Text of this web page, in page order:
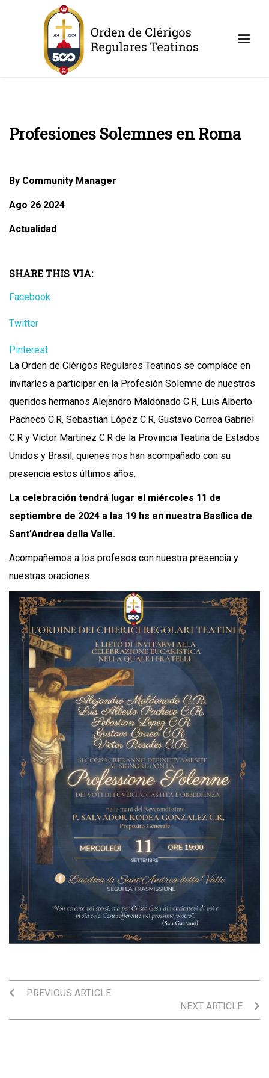
Profesiones Solemnes en Roma
By Community Manager
Ago 26 2024
Actualidad
SHARE THIS VIA:
Facebook
Twitter
Pinterest
La Orden de Clérigos Regulares Teatinos se complace en
invitarles a participar en la Profesión Solemne de nuestros
queridos hermanos Alejandro Maldonado C.R, Luis Alberto
Pacheco C.R, Sebastián López C.R, Gustavo Correa Gabriel
C.R y Víctor Martínez C.R de la Provincia Teatina de Estados
Unidos y Brasil, quienes nos han acompañado con su
presencia estos últimos años.
La celebración tendrá lugar el miércoles 11 de
septiembre de 2024 a las 19 hs en nuestra Basílica de
Sant’Andrea della Valle.
Acompañemos a los profesos con nuestra presencia y
nuestras oraciones.
PREVIOUS ARTICLE
NEXT ARTICLE